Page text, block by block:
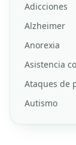
Adicciones
Alzheimer
Anorexia
Asistencia
Ataques de
Autismo